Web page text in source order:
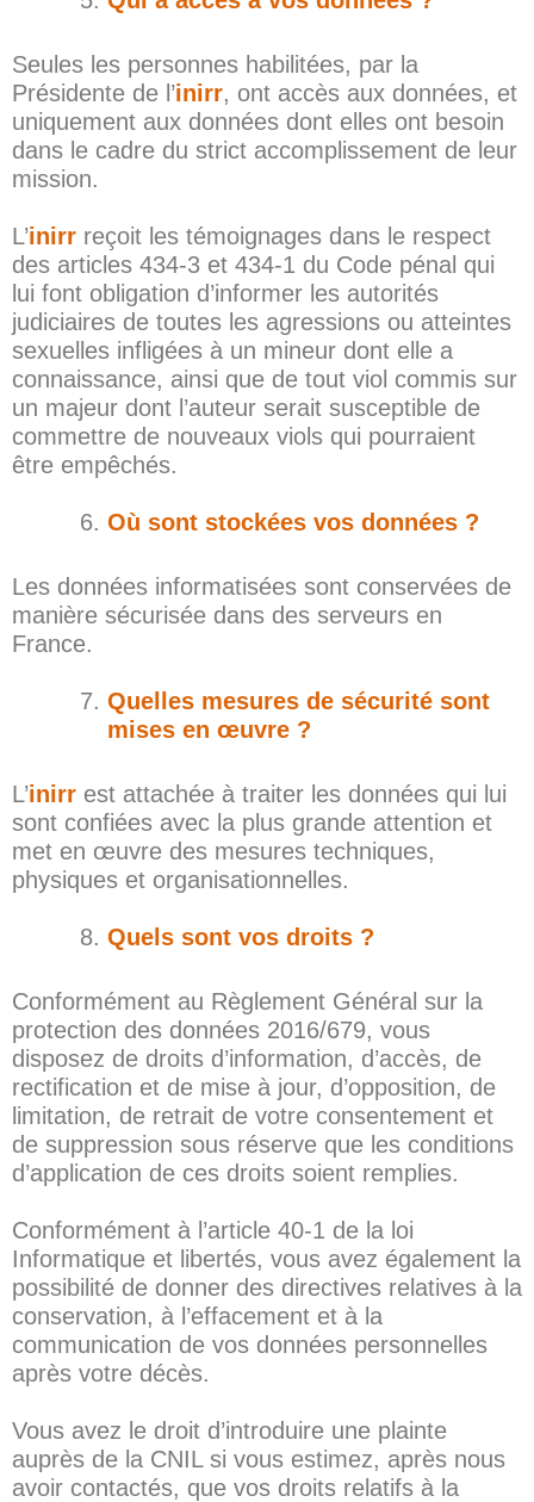
Seules les personnes habilitées, par la
Présidente de l’inirr, ont accès aux données, et
uniquement aux données dont elles ont besoin
dans le cadre du strict accomplissement de leur
mission.
L’inirr reçoit les témoignages dans le respect
des articles 434-3 et 434-1 du Code pénal qui
lui font obligation d’informer les autorités
judiciaires de toutes les agressions ou atteintes
sexuelles infligées à un mineur dont elle a
connaissance, ainsi que de tout viol commis sur
un majeur dont l’auteur serait susceptible de
commettre de nouveaux viols qui pourraient
être empêchés.
Où sont stockées vos données ?
Les données informatisées sont conservées de
manière sécurisée dans des serveurs en
France.
Quelles mesures de sécurité sont
mises en œuvre ?
L’inirr est attachée à traiter les données qui lui
sont confiées avec la plus grande attention et
met en œuvre des mesures techniques,
physiques et organisationnelles.
Quels sont vos droits ?
Conformément au Règlement Général sur la
protection des données 2016/679, vous
disposez de droits d’information, d’accès, de
rectification et de mise à jour, d’opposition, de
limitation, de retrait de votre consentement et
de suppression sous réserve que les conditions
d’application de ces droits soient remplies.
Conformément à l’article 40-1 de la loi
Informatique et libertés, vous avez également la
possibilité de donner des directives relatives à la
conservation, à l’effacement et à la
communication de vos données personnelles
après votre décès.
Vous avez le droit d’introduire une plainte
auprès de la CNIL si vous estimez, après nous
avoir contactés, que vos droits relatifs à la